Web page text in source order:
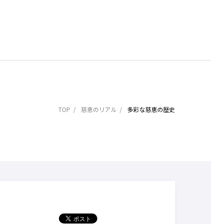
TOP 慈恵のリアル 多彩な慈恵の歴史